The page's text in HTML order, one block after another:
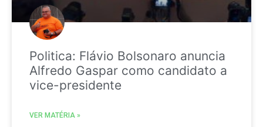
Politica: Flávio Bolsonaro anuncia
Alfredo Gaspar como candidato a
vice-presidente
VER MATÉRIA »